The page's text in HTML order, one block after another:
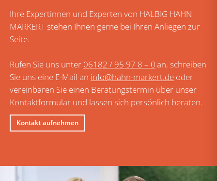
Ihre Expertinnen und Experten von HALBIG HAHN
MARKERT stehen Ihnen gerne bei Ihren Anliegen zur
Seite.
Rufen Sie uns unter 06182 / 95 97 8 – 0an, schreiben
Sie uns eine E-Mail an info@hahn-markert.de oder
vereinbaren Sie einen Beratungstermin über unser
Kontaktformular und lassen sich persönlich beraten.
Kontakt aufnehmen